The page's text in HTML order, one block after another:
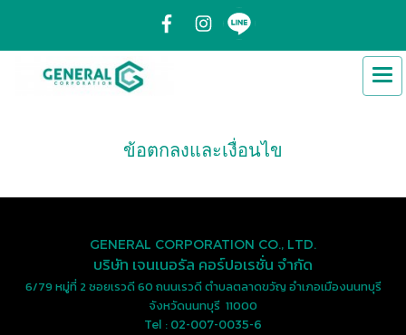
ข้อตกลงและเงื่อนไข
GENERAL CORPORATION CO., LTD.
บริษัท เจนเนอรัล คอร์ปอเรชั่น จำกัด
6/79 หมู่ที่ 2 ซอยเรวดี 60 ถนนเรวดี ตำบลตลาดขวัญ อำเภอเมืองนนทบุรี
จังหวัดนนทบุรี 11000
Tel : 02-007-0035-6